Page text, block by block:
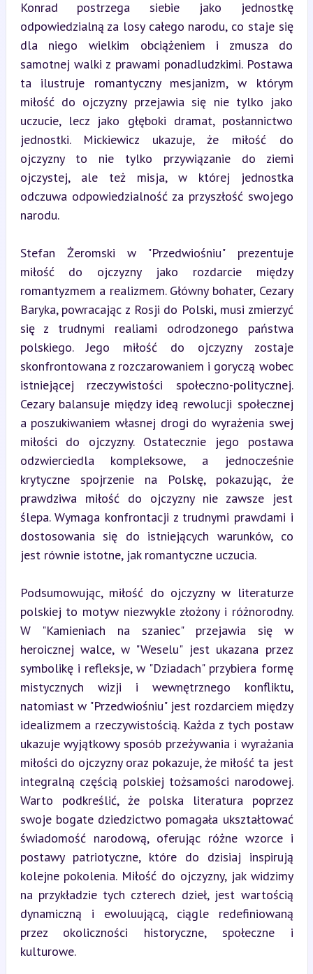
Konrad postrzega siebie jako jednostkę
odpowiedzialną za losy całego narodu, co staje się
dla niego wielkim obciążeniem i zmusza do
samotnej walki z prawami ponadludzkimi. Postawa
ta ilustruje romantyczny mesjanizm, w którym
miłość do ojczyzny przejawia się nie tylko jako
uczucie, lecz jako głęboki dramat, posłannictwo
jednostki. Mickiewicz ukazuje, że miłość do
ojczyzny to nie tylko przywiązanie do ziemi
ojczystej, ale też misja, w której jednostka
odczuwa odpowiedzialność za przyszłość swojego
narodu.
Stefan Żeromski w "Przedwiośniu" prezentuje
miłość do ojczyzny jako rozdarcie między
romantyzmem a realizmem. Główny bohater, Cezary
Baryka, powracając z Rosji do Polski, musi zmierzyć
się z trudnymi realiami odrodzonego państwa
polskiego. Jego miłość do ojczyzny zostaje
skonfrontowana z rozczarowaniem i goryczą wobec
istniejącej rzeczywistości społeczno-politycznej.
Cezary balansuje między ideą rewolucji społecznej
a poszukiwaniem własnej drogi do wyrażenia swej
miłości do ojczyzny. Ostatecznie jego postawa
odzwierciedla kompleksowe, a jednocześnie
krytyczne spojrzenie na Polskę, pokazując, że
prawdziwa miłość do ojczyzny nie zawsze jest
ślepa. Wymaga konfrontacji z trudnymi prawdami i
dostosowania się do istniejących warunków, co
jest równie istotne, jak romantyczne uczucia.
Podsumowując, miłość do ojczyzny w literaturze
polskiej to motyw niezwykle złożony i różnorodny.
W "Kamieniach na szaniec" przejawia się w
heroicznej walce, w "Weselu" jest ukazana przez
symbolikę i refleksje, w "Dziadach" przybiera formę
mistycznych wizji i wewnętrznego konfliktu,
natomiast w "Przedwiośniu" jest rozdarciem między
idealizmem a rzeczywistością. Każda z tych postaw
ukazuje wyjątkowy sposób przeżywania i wyrażania
miłości do ojczyzny oraz pokazuje, że miłość ta jest
integralną częścią polskiej tożsamości narodowej.
Warto podkreślić, że polska literatura poprzez
swoje bogate dziedzictwo pomagała ukształtować
świadomość narodową, oferując różne wzorce i
postawy patriotyczne, które do dzisiaj inspirują
kolejne pokolenia. Miłość do ojczyzny, jak widzimy
na przykładzie tych czterech dzieł, jest wartością
dynamiczną i ewoluującą, ciągle redefiniowaną
przez okoliczności historyczne, społeczne i
kulturowe.